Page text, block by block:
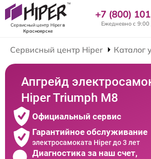
Сервисный центр Hiperв
Красноярске
+7 (800)
Ежедневно с 9:00
Сервисный центр Hiper Каталог
Апгрейд
Hiper Triumph M8
Официальный сервис
Гарантийное обслуживание
электросамоката Hiper до 3 лет
Диагностика за наш счет,